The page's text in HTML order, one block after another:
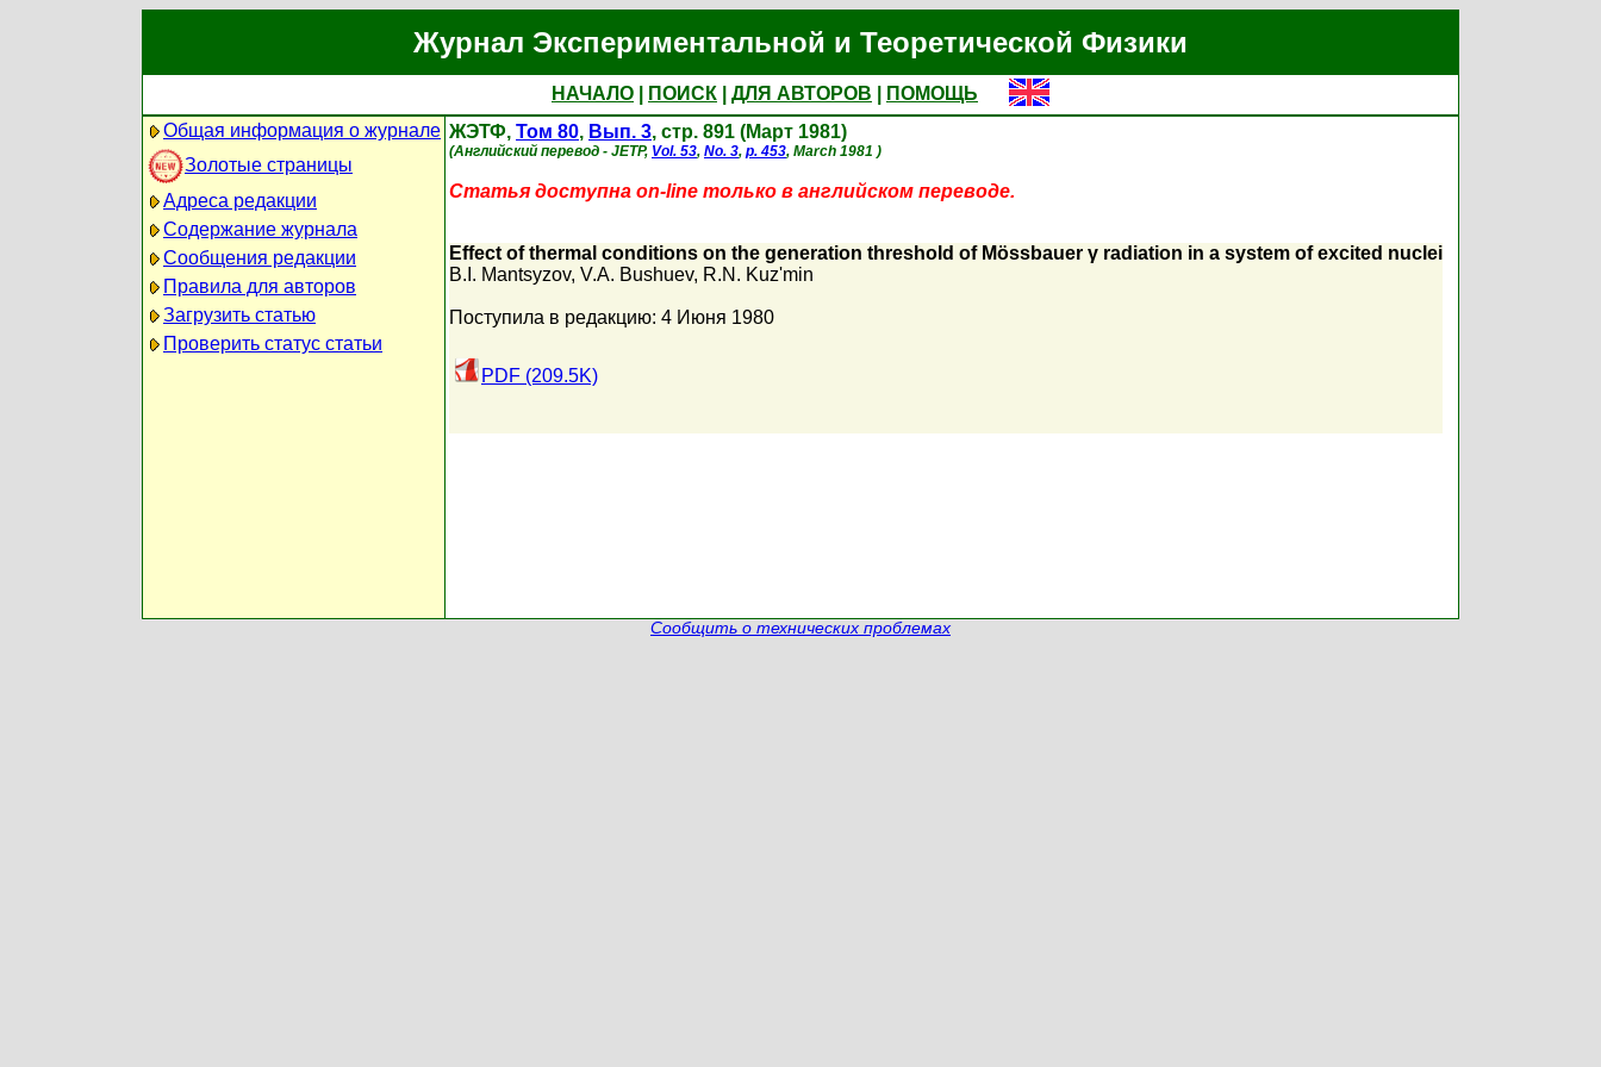
Журнал Экспериментальной и Теоретической Физики
НАЧАЛО ПОИСК ДЛЯ АВТОРОВ
ПОМОЩЬ
Общая информация о журнале
Золотые страницы
Адреса редакции
Содержание журнала
Сообщения редакции
Правила для авторов
Загрузить статью
Проверить статус статьи
ЖЭТФ, Том 80, Вып. 3, стр. 891 (Март 1981)
(Английский перевод - JETP, Vol. 53, No. 3, p. 453, March 1981 )
Статья доступна on-line только в английском переводе.
Effect of thermal conditions on the generation threshold of Mössbauer γ radiation in a system of excited nuclei
B.I. Mantsyzov, V.A. Bushuev, R.N. Kuz'min
Поступила в редакцию: 4 Июня 1980
PDF (209.5K)
Сообщить о технических проблемах